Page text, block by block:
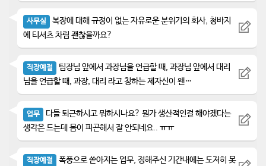
사무실
복장에 대해 규정이 없는 자유로운 분위기의 회사, 청바지
에 티셔츠 차림 괜찮을까요?
직장예절
팀장님 앞에서 과장님을 언급할 때, 과장님 앞에서 대리
님을 언급할 때, 과장, 대리 라고 칭하는 제자신이 왠…
업무
다들 퇴근하시고 뭐하시나요? 뭔가 생산적인걸 해야겠다는
생각은 드는데 몸이 피곤해서 잘 안되네요.. ㅠㅠ
직장예절
폭풍으로 쏟아지는 업무, 정해주신 기간내에는 도저히 못